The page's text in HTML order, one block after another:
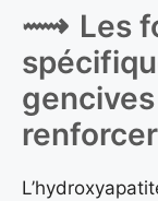
Les
renforcer